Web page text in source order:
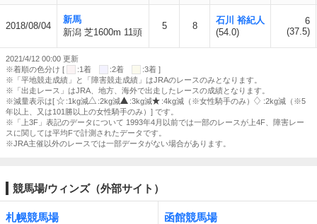
2018/08/04
新馬
新潟 芝1600m 11頭
5 8
石川 裕紀人
(54.0)
6
(37.5)
2021/4/12 00:00 更新
※着順の色分け [
:1着 :2着
:3着 ]
※「平地競走成績」と「障害競走成績」はJRAのレースのみとなります。
※「出走レース」はJRA、地方、海外で出走したレースの成績となります。
※減量表示は[
:1kg減 :2kg減 :3kg減 :4kg減（※女性騎手のみ）
:2kg減（※5
年以上、又は101勝以上の女性騎手のみ）] です。
※「上3F」表記のデータについて 1993年4月以前では一部のレースが上4F、障害レー
スに関しては平均Fで計測されたデータです。
※JRA主催以外のレースでは一部データがない場合があります。
競馬場/ウィンズ（外部サイト）
札幌競馬場 函館競馬場